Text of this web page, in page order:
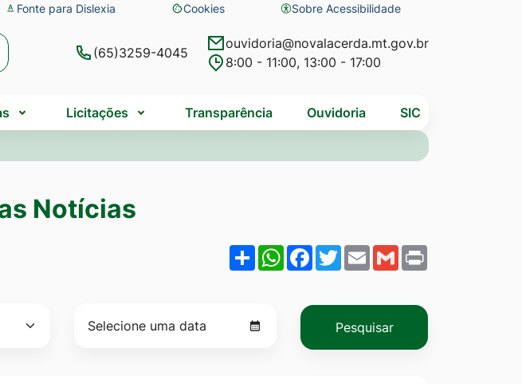
Fonte para Dislexia Cookies
Abrir
preferências
de
Sobre Acessibilidade
(65)3259-4045
ouvidoria@novalacerda.mt.gov.br
8:00 - 11:00, 13:00 - 17:00
Licitações Transparência Ouvidoria SIC
Notícias
ShareWhatsApp
Facebook
Twitter
EmailGmail
Pesquisar